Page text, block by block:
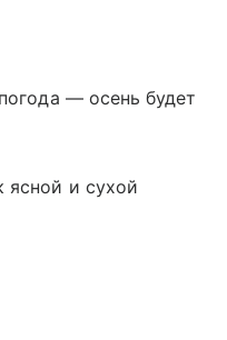
— осень будет
ясной и сухой